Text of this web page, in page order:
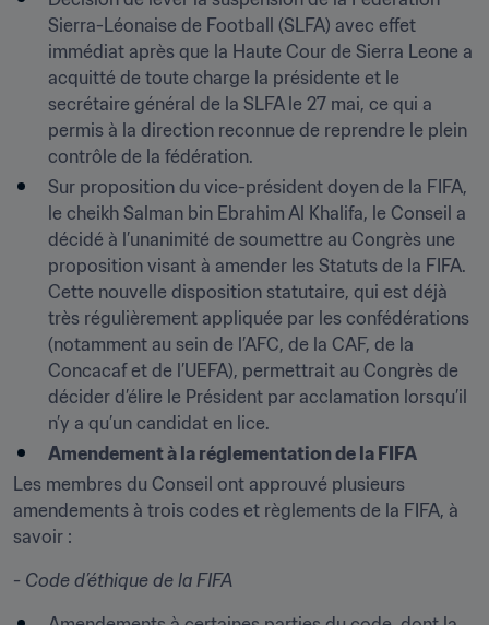
Sierra-Léonaise de Football (SLFA) avec effet
immédiat après que la Haute Cour de Sierra Leone a
acquitté de toute charge la présidente et le
secrétaire général de la SLFA le 27 mai, ce qui a
permis à la direction reconnue de reprendre le plein
contrôle de la fédération.
Sur proposition du vice-président doyen de la FIFA,
le cheikh Salman bin Ebrahim Al Khalifa, le Conseil a
décidé à l’unanimité de soumettre au Congrès une
proposition visant à amender les Statuts de la FIFA.
Cette nouvelle disposition statutaire, qui est déjà
très régulièrement appliquée par les confédérations
(notamment au sein de l’AFC, de la CAF, de la
Concacaf et de l’UEFA), permettrait au Congrès de
décider d’élire le Président par acclamation lorsqu’il
n’y a qu’un candidat en lice.
Amendement à la réglementation de la FIFA
Les membres du Conseil ont approuvé plusieurs
amendements à trois codes et règlements de la FIFA, à
savoir :
- Code d’éthique de la FIFA